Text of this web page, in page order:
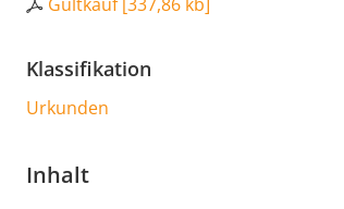
Klassifikation
Urkunden
Inhalt